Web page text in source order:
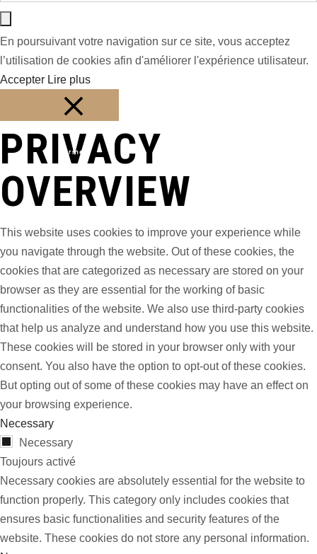
En poursuivant votre navigation sur ce site, vous acceptez
l’utilisation de cookies afin d'améliorer l'expérience utilisateur.
Accepter Lire plus
Fermer
PRIVACY
OVERVIEW
This website uses cookies to improve your experience while
you navigate through the website. Out of these cookies, the
cookies that are categorized as necessary are stored on your
browser as they are essential for the working of basic
functionalities of the website. We also use third-party cookies
that help us analyze and understand how you use this website.
These cookies will be stored in your browser only with your
consent. You also have the option to opt-out of these cookies.
But opting out of some of these cookies may have an effect on
your browsing experience.
Necessary
Necessary
Toujours activé
Necessary cookies are absolutely essential for the website to
function properly. This category only includes cookies that
ensures basic functionalities and security features of the
website. These cookies do not store any personal information.